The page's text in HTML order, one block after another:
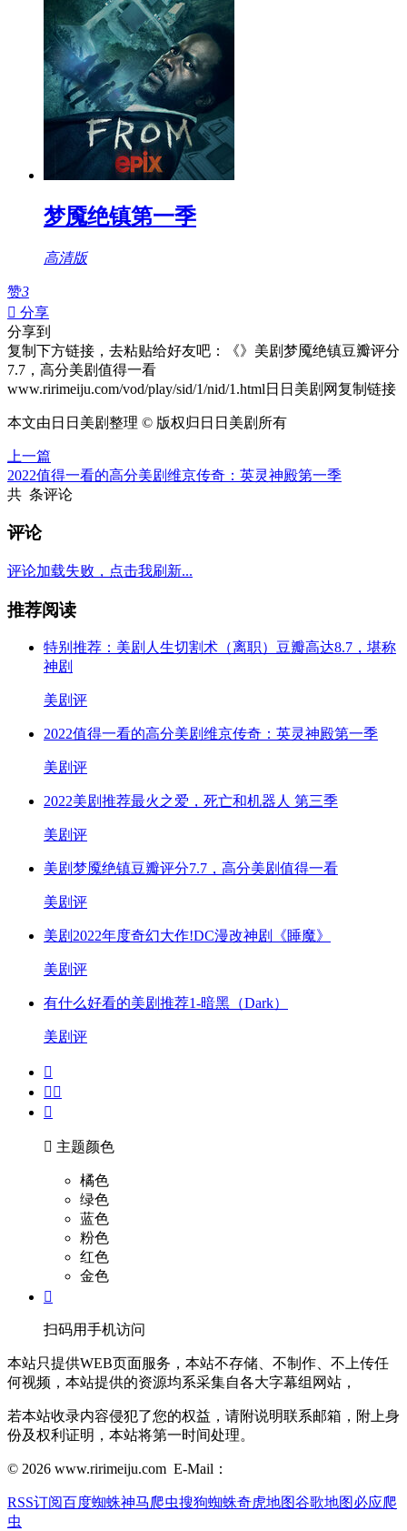
梦魇绝镇第一季
高清版
赞3
 分享
分享到
复制下方链接，去粘贴给好友吧：
《》美剧梦魇绝镇豆瓣评分
7.7，高分美剧值得一看
www.ririmeiju.com/vod/play/sid/1/nid/1.html日日美剧网复制链接
本文由日日美剧整理 © 版权归日日美剧所有
上一篇
2022值得一看的高分美剧维京传奇：英灵神殿第一季
共 条评论
评论
评论加载失败，点击我刷新...
推荐阅读
特别推荐：美剧人生切割术（离职）豆瓣高达8.7，堪称
神剧
美剧评
2022值得一看的高分美剧维京传奇：英灵神殿第一季
美剧评
2022美剧推荐最火之爱，死亡和机器人 第三季
美剧评
美剧梦魇绝镇豆瓣评分7.7，高分美剧值得一看
美剧评
美剧2022年度奇幻大作!DC漫改神剧《睡魔》
美剧评
有什么好看的美剧推荐1-暗黑（Dark）
美剧评

 

 主题颜色
橘色
绿色
蓝色
粉色
红色
金色

扫码用手机访问
本站只提供WEB页面服务，本站不存储、不制作、不上传任
何视频，本站提供的资源均系采集自各大字幕组网站，
若本站收录内容侵犯了您的权益，请附说明联系邮箱，附上身
份及权利证明，本站将第一时间处理。
© 2026 www.ririmeiju.com E-Mail：
RSS订阅百度蜘蛛神马爬虫搜狗蜘蛛奇虎地图谷歌地图必应爬
虫